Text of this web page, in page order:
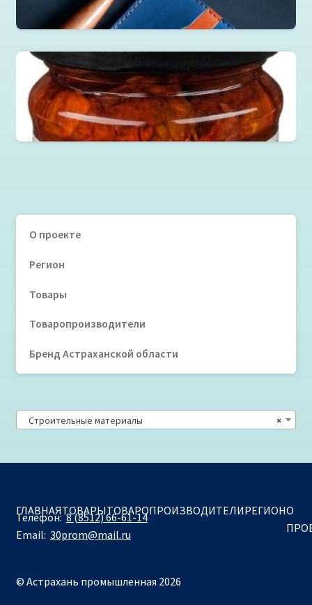
Портмоне слим
Вяленые ТОМАТЫ в масле, 250 г
Читать далее
О проекте
Регион
Товары
Товаропроизводители
Бренд Астраханской области
×
Строительные материалы
ГЛАВНАЯТОВАРЫТОВАРОПРОИЗВОДИТЕЛИРЕГИОНО
Телефон:8 (8512) 66-61-14
Email: 30prom@mail.ru
© Астрахань промышленная 2026